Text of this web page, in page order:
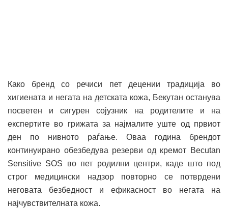
Како бренд со речиси пет децении традиција во
хигиената и негата на детската кожа, Бекутан останува
посветен и сигурен сојузник на родителите и на
експертите во грижата за најмалите уште од првиот
ден по нивното раѓање. Оваа година брендот
континуирано обезбедува резерви од кремот Becutan
Sensitive SOS во пет родилни центри, каде што под
строг медицински надзор повторно се потврдени
неговата безбедност и ефикасност во негата на
најчувствителната кожа.